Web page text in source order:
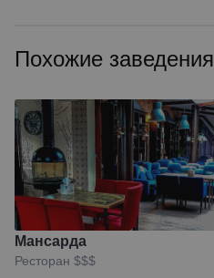
Похожие заведения
Мансарда
Ресторан $$$